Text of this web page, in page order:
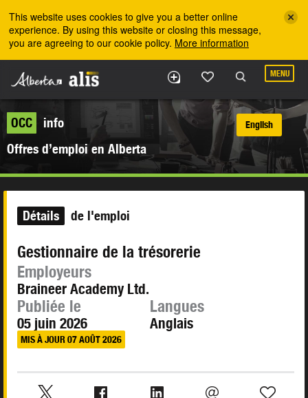
This website uses cookies to give you a better online
experience. By using this website or closing this message,
you are agreeing to our cookie policy. More information
MENU
OCC
info
Offres d’emploi en Alberta
English
Détails de l'emploi
Gestionnaire de la trésorerie
Employeurs
Braineer Academy Ltd.
Publiée le
05 juin 2026
MIS À JOUR 07 AOÛT 2026
Langues
Anglais